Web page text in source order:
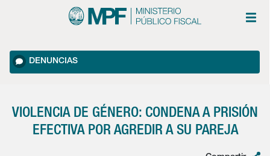
DENUNCIAS
VIOLENCIA DE GÉNERO: CONDENA A PRISIÓN
EFECTIVA POR AGREDIR A SU PAREJA